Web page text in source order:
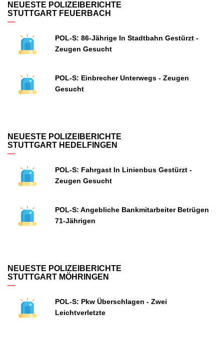
NEUESTE POLIZEIBERICHTE
STUTTGART FEUERBACH
POL-S: 86-Jährige In Stadtbahn Gestürzt -
Zeugen Gesucht
POL-S: Einbrecher Unterwegs - Zeugen
Gesucht
NEUESTE POLIZEIBERICHTE
STUTTGART HEDELFINGEN
POL-S: Fahrgast In Linienbus Gestürzt -
Zeugen Gesucht
POL-S: Angebliche Bankmitarbeiter Betrügen
71-Jährigen
NEUESTE POLIZEIBERICHTE
STUTTGART MÖHRINGEN
POL-S: Pkw Überschlagen - Zwei
Leichtverletzte